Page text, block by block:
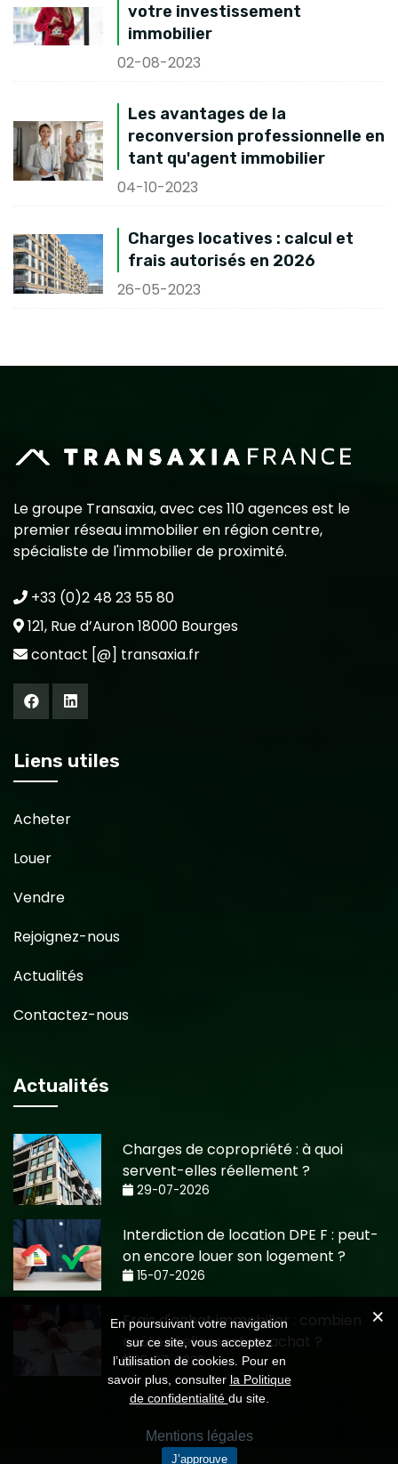
votre investissement
immobilier
02-08-2023
Les avantages de la
reconversion professionnelle en
tant qu'agent immobilier
04-10-2023
Charges locatives : calcul et
frais autorisés en 2026
26-05-2023
Le groupe Transaxia, avec ces 110 agences est le
premier réseau immobilier en région centre,
spécialiste de l'immobilier de proximité.
+33 (0)2 48 23 55 80
121, Rue d’Auron 18000 Bourges
contact [@] transaxia.fr
Liens utiles
Acheter
Louer
Vendre
Rejoignez-nous
Actualités
Contactez-nous
Actualités
Charges de copropriété : à quoi
servent-elles réellement ?
29-07-2026
Interdiction de location DPE F : peut-
on encore louer son logement ?
15-07-2026
Frais d'achat immobilier : combien
coûte réellement un achat ?
15-07-2026
En poursuivant votre navigation
sur ce site, vous acceptez
l’utilisation de cookies. Pour en
savoir plus, consulter la Politique
de confidentialité du site.
Mentions légales
J’approuve